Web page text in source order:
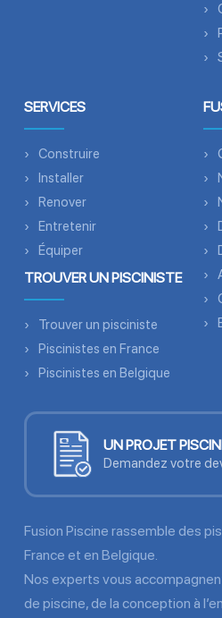
SERVICES
Construire
Installer
Renover
Entretenir
Équiper
TROUVER UN PISCINISTE
Trouver un pisciniste
Piscinistes en France
Piscinistes en Belgique
UN PROJET
Demandez votre
Fusion Piscine rassemble des
France et en Belgique.
Nos experts vous
de piscine, de la conception à